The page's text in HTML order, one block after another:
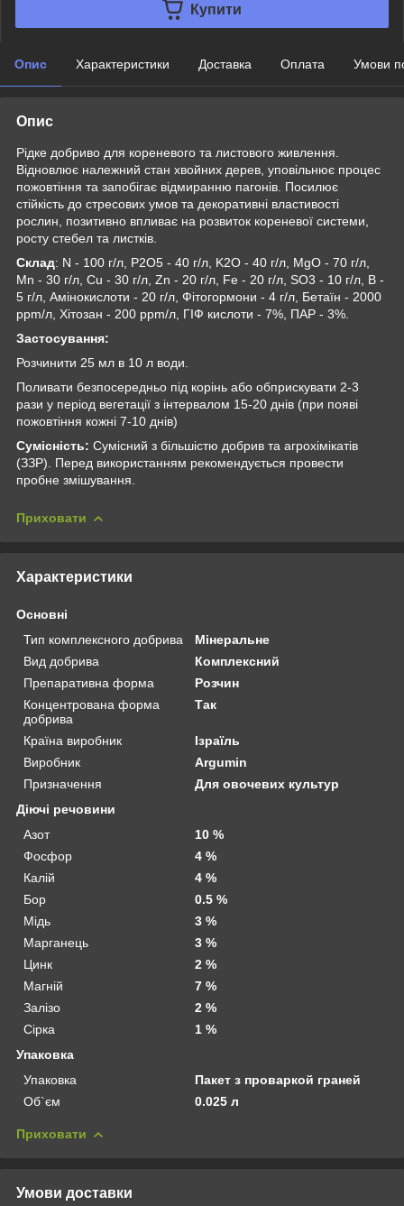
Купити
Опис Характеристики Доставка Оплата Умови
Опис
Рідке добриво для кореневого та листового живлення.
Відновлює належний стан хвойних дерев, уповільнює процес
пожовтіння та запобігає відмиранню пагонів. Посилює
стійкість до стресових умов та декоративні властивості
рослин, позитивно впливає на розвиток кореневої системи,
росту стебел та листків.
Склад: N - 100 г/л, P2O5 - 40 г/л, K2O - 40 г/л, MgO - 70 г/л,
Mn - 30 г/л, Cu - 30 г/л, Zn - 20 г/л, Fe - 20 г/л, SO3 - 10 г/л, B -
5 г/л, Амінокислоти - 20 г/л, Фітогормони - 4 г/л, Бетаїн - 2000
ррm/л, Хітозан - 200 ррm/л, ГІФ кислоти - 7%, ПАР - 3%.
Застосування:
Розчинити 25 мл в 10 л води.
Поливати безпосередньо під корінь або обприскувати 2-3
рази у період вегетації з інтервалом 15-20 днів (при появі
пожовтіння кожні 7-10 днів)
Сумісність: Сумісний з більшістю добрив та агрохімікатів
(ЗЗР). Перед використанням рекомендується провести
пробне змішування.
Приховати
Характеристики
Основні
Тип комплексного добрива
Мінеральне
Вид добрива
Комплексний
Препаративна форма
Розчин
Концентрована форма
добрива
Так
Країна виробник
Ізраїль
Виробник
Argumin
Призначення
Для овочевих культур
Діючі речовини
Азот
10 %
Фосфор
4 %
Калій
4 %
Бор
0.5 %
Мідь
3 %
Марганець
3 %
Цинк
2 %
Магній
7 %
Залізо
2 %
Сірка
1 %
Упаковка
Упаковка
Пакет з проваркой граней
Об`єм
0.025 л
Приховати
Умови доставки